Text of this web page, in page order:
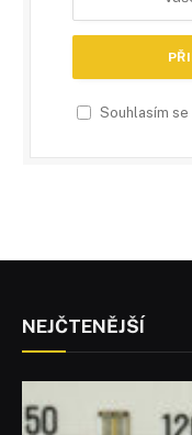
Souhlasím se
NEJČTENĚJŠÍ